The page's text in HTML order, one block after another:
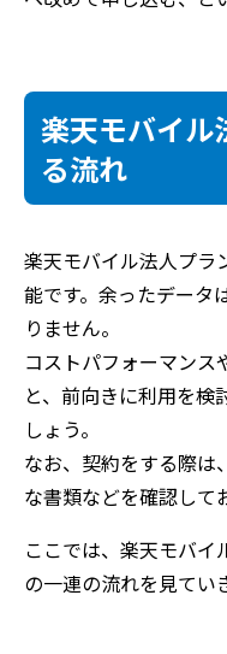
楽天モバイル
る流れ
楽天モバイル法人プラ
能です。余ったデータ
りません。
コストパフォーマンス
と、前向きに利用を検
しょう。
なお、契約をする際は
な書類などを確認して
ここでは、楽天モバイ
の一連の流れを見てい